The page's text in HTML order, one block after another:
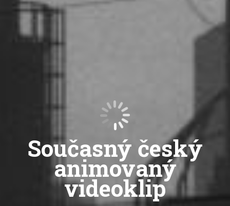
Současný český
animovaný
videoklip